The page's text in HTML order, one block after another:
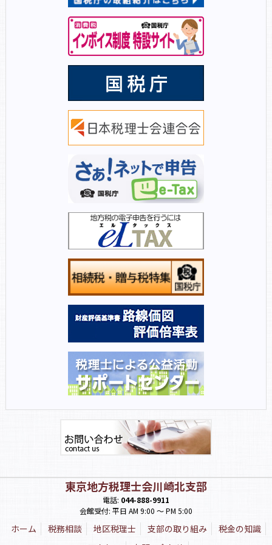
東京地方税理士会川崎北支部
電話: 044-888-9911
会館受付: 平日 AM 9:00 〜 PM 5:00
ホーム 税務相談 地区税理士 支部の取り組み
税金の知識